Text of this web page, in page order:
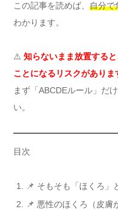
この記事を読めば、 自分で
わかります。
⚠️ 知らないまま放置する
ことになるリスクがありま
まず「ABCDEルール」だ
い。
目次
📌 そもそも「ほくろ」
📌 悪性のほくろ（皮膚